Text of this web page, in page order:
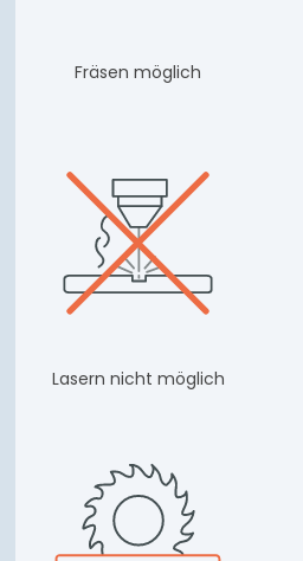
Fräsen möglich
Lasern nicht möglich